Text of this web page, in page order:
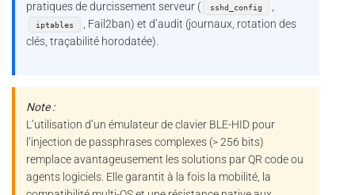
pratiques de durcissement serveur (
sshd_config
iptables
, Fail2ban) et d’audit (journaux, rotation des
clés, traçabilité horodatée).
Note :
L’utilisation d’un émulateur de clavier BLE-HID pour
l’injection de passphrases complexes (> 256 bits)
remplace avantageusement les solutions par QR code ou
agents logiciels. Elle garantit à la fois la mobilité, la